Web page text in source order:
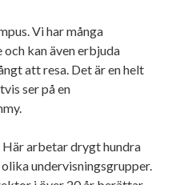
Vi har många
kan även erbjuda
att resa. Det är en helt
ser på en
Här arbetar drygt hundra
undervisningsgrupper.